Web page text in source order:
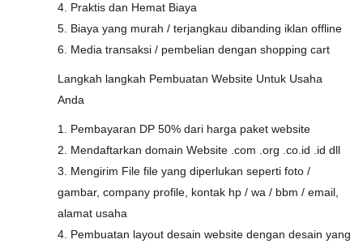
4. Praktis dan Hemat Biaya
5. Biaya yang murah / terjangkau dibanding iklan offline
6. Media transaksi / pembelian dengan shopping cart
Langkah langkah Pembuatan Website Untuk Usaha
Anda
1. Pembayaran DP 50% dari harga paket website
2. Mendaftarkan domain Website .com .org .co.id .id dll
3. Mengirim File file yang diperlukan seperti foto /
gambar, company profile, kontak hp / wa / bbm / email,
alamat usaha
4. Pembuatan layout desain website dengan desain yang